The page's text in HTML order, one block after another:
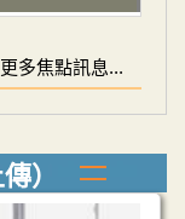
更多焦點訊息...
）